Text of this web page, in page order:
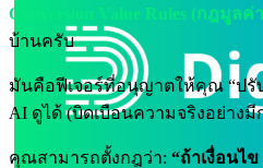
Conversion Value Rules (กฎมูล
บ้านครับ
มันคือฟีเจอร์ที่อนุญาตให้คุณ “ปรั
AI ดูได้ (บิดเบือนความจริงอย่าง
คุณสามารถตั้งกฎว่า: “ถ้าเงื่อนไ